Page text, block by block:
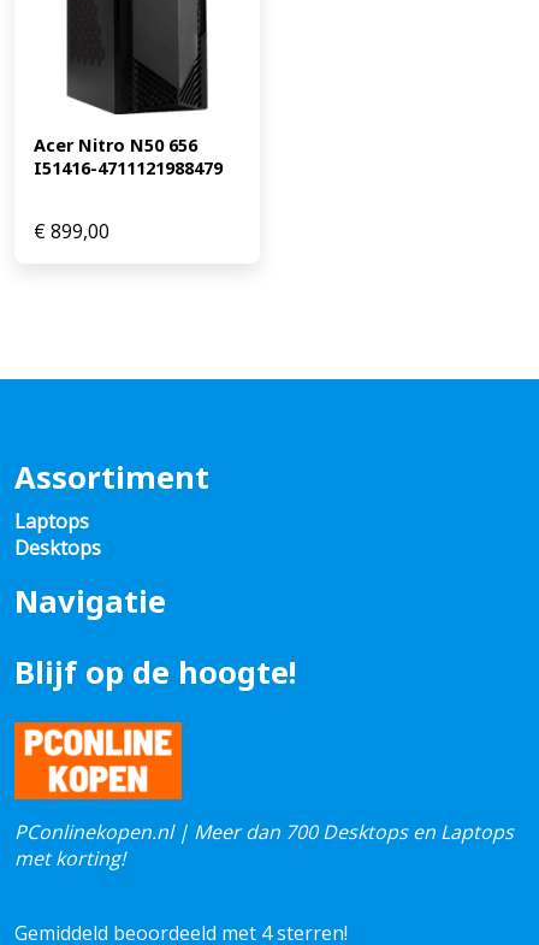
Acer Nitro N50 656
I51416-4711121988479
€899,00
Assortiment
Laptops
Desktops
Navigatie
Blijf op de hoogte!
PConlinekopen.nl | Meer dan 700 Desktops en Laptops
met korting!
Gemiddeld beoordeeld met 4 sterren!